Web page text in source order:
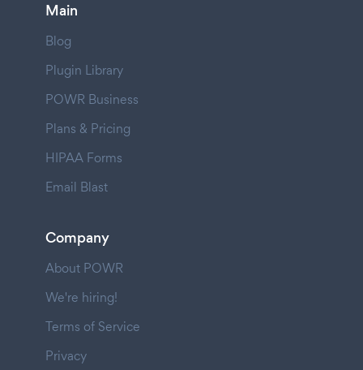
Main
Blog
Plugin Library
POWR Business
Plans & Pricing
HIPAA Forms
Email Blast
Company
About POWR
We're hiring!
Terms of Service
Privacy